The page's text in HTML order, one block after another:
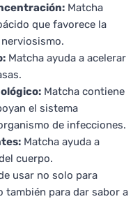
Matcha
que favorece la
Matcha ayuda a acelerar
Matcha contiene
el sistema
de infecciones.
Matcha ayuda a
cuerpo.
usar no solo para
también para dar sabor a